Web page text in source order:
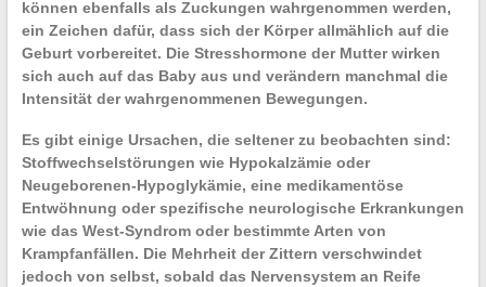
können ebenfalls als Zuckungen wahrgenommen werden,
ein Zeichen dafür, dass sich der Körper allmählich auf die
Geburtvorbereitet. Die Stresshormone der Mutter wirken
sich auch auf das Baby aus und verändern manchmal die
Intensität der wahrgenommenen Bewegungen.
Es gibt einige Ursachen, die seltener zu beobachten sind:
Stoffwechselstörungen wie Hypokalzämieoder
Neugeborenen-Hypoglykämie, eine medikamentöse
Entwöhnung oder spezifische neurologische Erkrankungen
wie das West-Syndrom oder bestimmte Arten von
Krampfanfällen. Die Mehrheit derZittern verschwindet
jedoch von selbst, sobald das Nervensystem an Reife